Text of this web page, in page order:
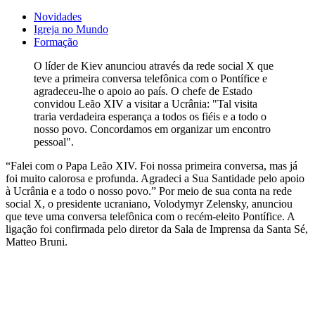
Novidades
Igreja no Mundo
Formação
O líder de Kiev anunciou através da rede social X que
teve a primeira conversa telefônica com o Pontífice e
agradeceu-lhe o apoio ao país. O chefe de Estado
convidou Leão XIV a visitar a Ucrânia: "Tal visita
traria verdadeira esperança a todos os fiéis e a todo o
nosso povo. Concordamos em organizar um encontro
pessoal".
“Falei com o Papa Leão XIV. Foi nossa primeira conversa, mas já
foi muito calorosa e profunda. Agradeci a Sua Santidade pelo apoio
à Ucrânia e a todo o nosso povo.” Por meio de sua conta na rede
social X, o presidente ucraniano, Volodymyr Zelensky, anunciou
que teve uma conversa telefônica com o recém-eleito Pontífice. A
ligação foi confirmada pelo diretor da Sala de Imprensa da Santa Sé,
Matteo Bruni.